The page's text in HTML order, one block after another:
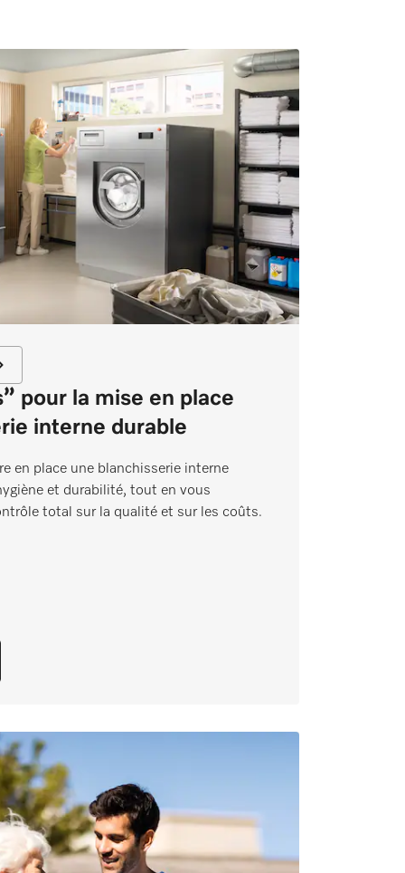
pour la mise en place
interne durable
en place une blanchisserie interne
et durabilité, tout en vous
total sur la qualité et sur les coûts.